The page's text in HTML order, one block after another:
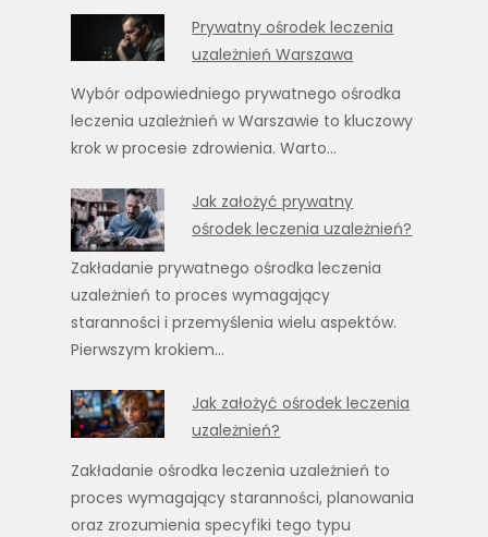
Prywatny ośrodek leczenia
uzależnień Warszawa
Wybór odpowiedniego prywatnego ośrodka
leczenia uzależnień w Warszawie to kluczowy
krok w procesie zdrowienia. Warto…
Jak założyć prywatny
ośrodek leczenia uzależnień?
Zakładanie prywatnego ośrodka leczenia
uzależnień to proces wymagający
staranności i przemyślenia wielu aspektów.
Pierwszym krokiem…
Jak założyć ośrodek leczenia
uzależnień?
Zakładanie ośrodka leczenia uzależnień to
proces wymagający staranności, planowania
oraz zrozumienia specyfiki tego typu